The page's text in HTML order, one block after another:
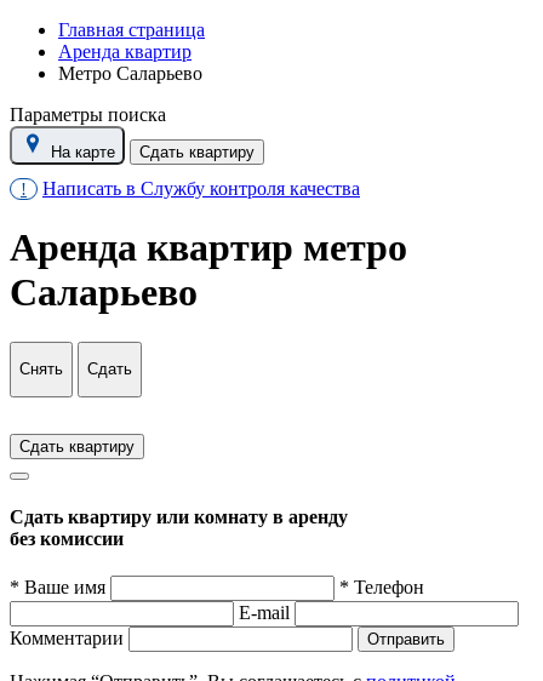
Главная страница
Аренда квартир
Метро Саларьево
Параметры поиска
На карте Сдать квартиру
! Написать в Службу контроля качества
Аренда квартир метро
Саларьево
Снять Сдать
Сдать квартиру
Сдать квартиру или комнату в аренду
без комиссии
* Ваше имя
* Телефон
E-mail
Комментарии
Отправить